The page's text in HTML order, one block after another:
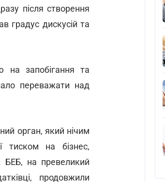
після створення
градус дискусій та
на запобігання та
переважати над
орган, який нічим
тиском на бізнес,
БЕБ, на превеликий
продовжили